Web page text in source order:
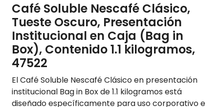
Café Soluble Nescafé Clásico,
Tueste Oscuro, Presentación
Institucional en Caja (Bag in
Box), Contenido 1.1 kilogramos,
47522
El Café Soluble Nescafé Clásico en presentación
institucional Bag in Box de 1.1 kilogramos está
diseñado específicamente para uso corporativo e